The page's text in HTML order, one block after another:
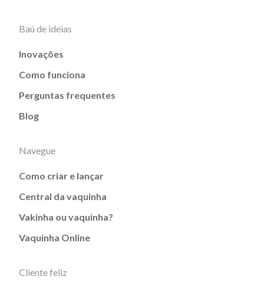
Baú de ideias
Inovações
Como funciona
Perguntas frequentes
Blog
Navegue
Como criar e lançar
Central da vaquinha
Vakinha ou vaquinha?
Vaquinha Online
Cliente feliz